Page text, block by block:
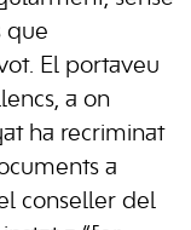
que
El portaveu
a on
ha recriminat
a
conseller del